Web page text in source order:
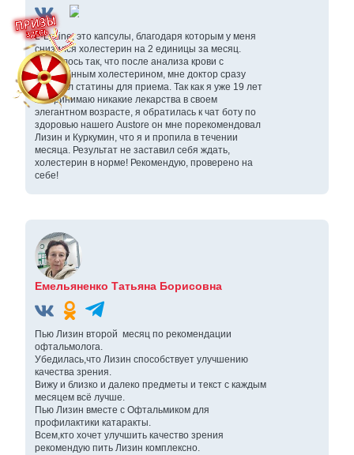
L-Lysine, это капсулы, благодаря которым у меня
снизился холестерин на 2 единицы за месяц.
Случилось так, что после анализа крови с
повышенным холестерином, мне доктор сразу
выписал статины для приема. Так как я уже 19 лет
не принимаю никакие лекарства в своем
элегантном возрасте, я обратилась к чат боту по
здоровью нашего Austore он мне порекомендовал
Лизин и Куркумин, что я и пропила в течении
месяца. Результат не заставил себя ждать,
холестерин в норме! Рекомендую, проверено на
себе!
Емельяненко Татьяна Борисовна
Пью Лизин второй месяц по рекомендации
офтальмолога.
Убедилась,что Лизин способствует улучшению
качества зрения.
Вижу и близко и далеко предметы и текст с каждым
месяцем всё лучше.
Пью Лизин вместе с Офтальмиком для
профилактики катаракты.
Всем,кто хочет улучшить качество зрения
рекомендую пить Лизин комплексно.